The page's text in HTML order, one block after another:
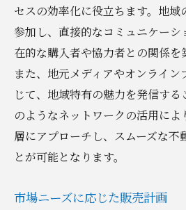
セスの効率化に役立ちます。地域
参加し、直接的なコミュニケー
在的な購入者や協力者との関係を
また、地元メディアやオンライン
じて、地域特有の魅力を発信する
のようなネットワークの活用に
層にアプローチし、スムーズな不
とが可能となります。
市場ニーズに応じた販売計画